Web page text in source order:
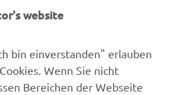
website
bin einverstanden" erlauben
Wenn Sie nicht
Bereichen der Webseite